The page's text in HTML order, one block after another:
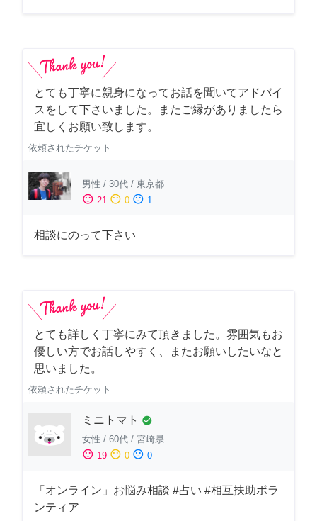
とても丁寧に親身になってお話を聞いてアドバイ
スをして下さいました。またご縁がありましたら
宜しくお願い致します。
依頼されたチケット
男性 / 30代 / 東京都
sentiment_satisfied 21 sentiment_neutral 0 sentiment_dissatisfied 1
相談にのって下さい
とても詳しく丁寧にみて頂きました。雰囲気もお
優しい方でお話しやすく、またお願いしたいなと
思いました。
依頼されたチケット
ミニトマト check_circle
女性 / 60代 / 宮崎県
sentiment_satisfied 19 sentiment_neutral 0 sentiment_dissatisfied 0
「オンライン」お悩み相談 #占い #相互扶助ボラ
ンティア